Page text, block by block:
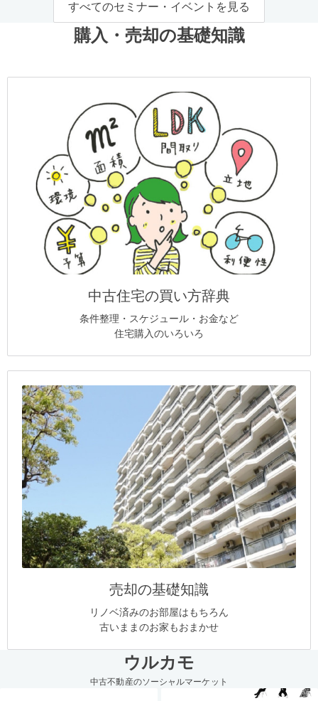
すべてのセミナー・イベントを見る
購入・売却の基礎知識
中古住宅の買い方辞典
条件整理・スケジュール・お金など
住宅購入のいろいろ
売却の基礎知識
リノベ済みのお部屋はもちろん
古いままのお家もおまかせ
ウルカモ
中古不動産のソーシャルマーケット